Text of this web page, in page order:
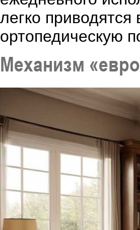
легко
ортопедическую
Механизм